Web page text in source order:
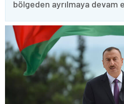
bölgeden ayrılmaya devam